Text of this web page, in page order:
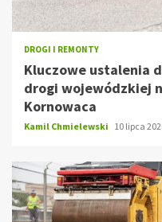
DROGI I REMONTY
Kluczowe ustalenia
drogi wojewódzkiej
Kornowaca
Kamil Chmielewski 10 lipca